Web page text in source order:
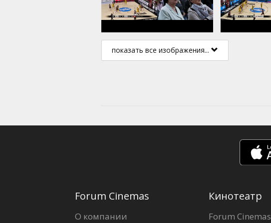
показать все изображения...
Forum Cinemas
О компании
Кинотеатр
Forum Cinemas